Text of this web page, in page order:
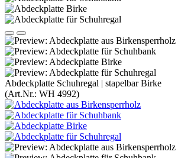
Abdeckplatte Schuhregal | stapelbar Birke
(Art.Nr.: WH 4992)